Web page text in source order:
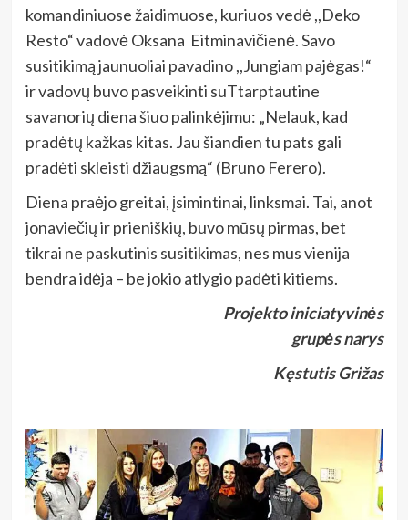
komandiniuose žaidimuose, kuriuos vedė ,,Deko
Resto“ vadovė Oksana Eitminavičienė. Savo
susitikimą jaunuoliai pavadino ,,Jungiam pajėgas!“
ir vadovų buvo pasveikinti suTtarptautine
savanorių diena šiuo palinkėjimu: „Nelauk, kad
pradėtų kažkas kitas. Jau šiandien tu pats gali
pradėti skleisti džiaugsmą“ (Bruno Ferero).
Diena praėjo greitai, įsimintinai, linksmai. Tai, anot
jonaviečių ir prieniškių, buvo mūsų pirmas, bet
tikrai ne paskutinis susitikimas, nes mus vienija
bendra idėja – be jokio atlygio padėti kitiems.
Projekto iniciatyvinės
grupės narys
Kęstutis Grižas